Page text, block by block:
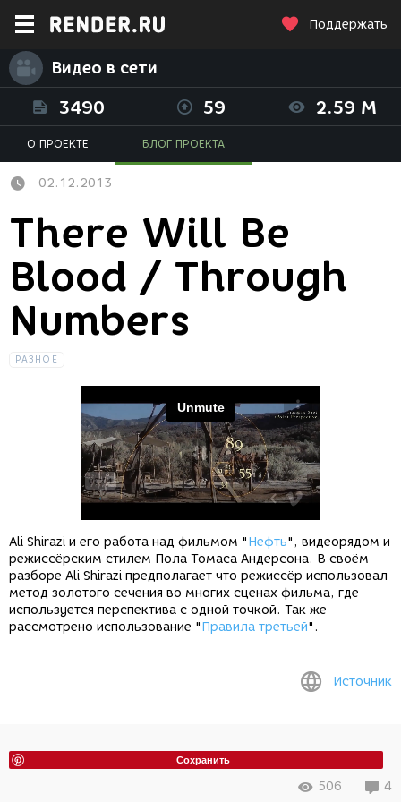
Поддержать
Видео в сети
3490 59 2.59 M
О ПРОЕКТЕ БЛОГ ПРОЕКТА
02.12.2013
There Will Be
Blood / Through
Numbers
РАЗНОЕ
Ali Shirazi и его работа над фильмом "Нефть", видеорядом и
режиссёрским стилем Пола Томаса Андерсона. В своём
разборе Ali Shirazi предполагает что режиссёр использовал
метод золотого сечения во многих сценах фильма, где
используется перспектива с одной точкой. Так же
рассмотрено использование "Правила третьей".
Источник
Сохранить
506 4